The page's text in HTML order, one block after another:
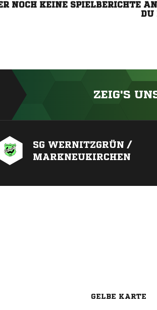
NOCH KEINE SPIELBERICHTE
DU
ZEIG'S
SG WERNITZGRÜN /
MARKNEUKIRCHEN
GELBE KARTE